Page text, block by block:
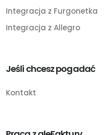
Integracja z Furgonetka
Integracja z Allegro
Jeśli chcesz pogadać
Kontakt